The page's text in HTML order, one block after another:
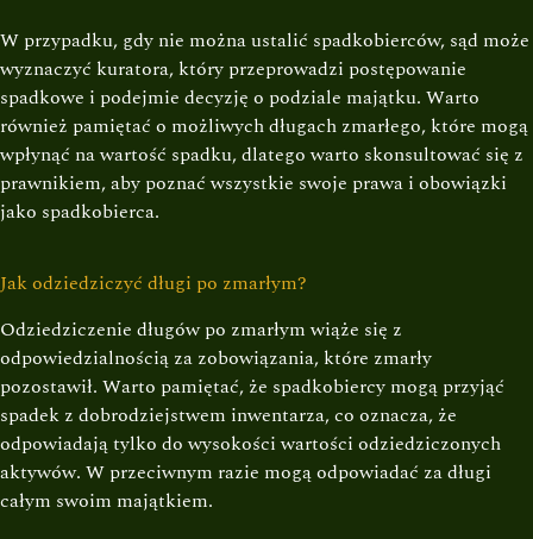
W przypadku, gdy nie można ustalić spadkobierców, sąd może
wyznaczyć kuratora, który przeprowadzi postępowanie
spadkowe i podejmie decyzję o podziale majątku. Warto
również pamiętać o możliwych długach zmarłego, które mogą
wpłynąć na wartość spadku, dlatego warto skonsultować się z
prawnikiem, aby poznać wszystkie swoje prawa i obowiązki
jako spadkobierca.
Jak odziedziczyć długi po zmarłym?
Odziedziczenie długów po zmarłym wiąże się z
odpowiedzialnością za zobowiązania, które zmarły
pozostawił. Warto pamiętać, że spadkobiercy mogą przyjąć
spadek z dobrodziejstwem inwentarza, co oznacza, że
odpowiadają tylko do wysokości wartości odziedziczonych
aktywów. W przeciwnym razie mogą odpowiadać za długi
całym swoim majątkiem.